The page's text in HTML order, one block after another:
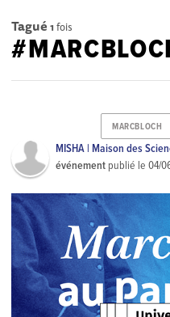
Tagué 1 fois
MARCBLOCH
MISHA | Maison des
événement publié le04/